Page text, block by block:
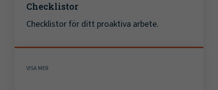
Checklistor
Checklistor för ditt proaktiva arbete.
VISA MER